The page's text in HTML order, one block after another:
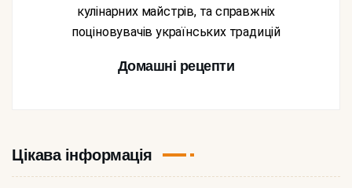
кулінарних майстрів, та справжніх
поціновувачів українських традицій
Домашні рецепти
Цікава інформація